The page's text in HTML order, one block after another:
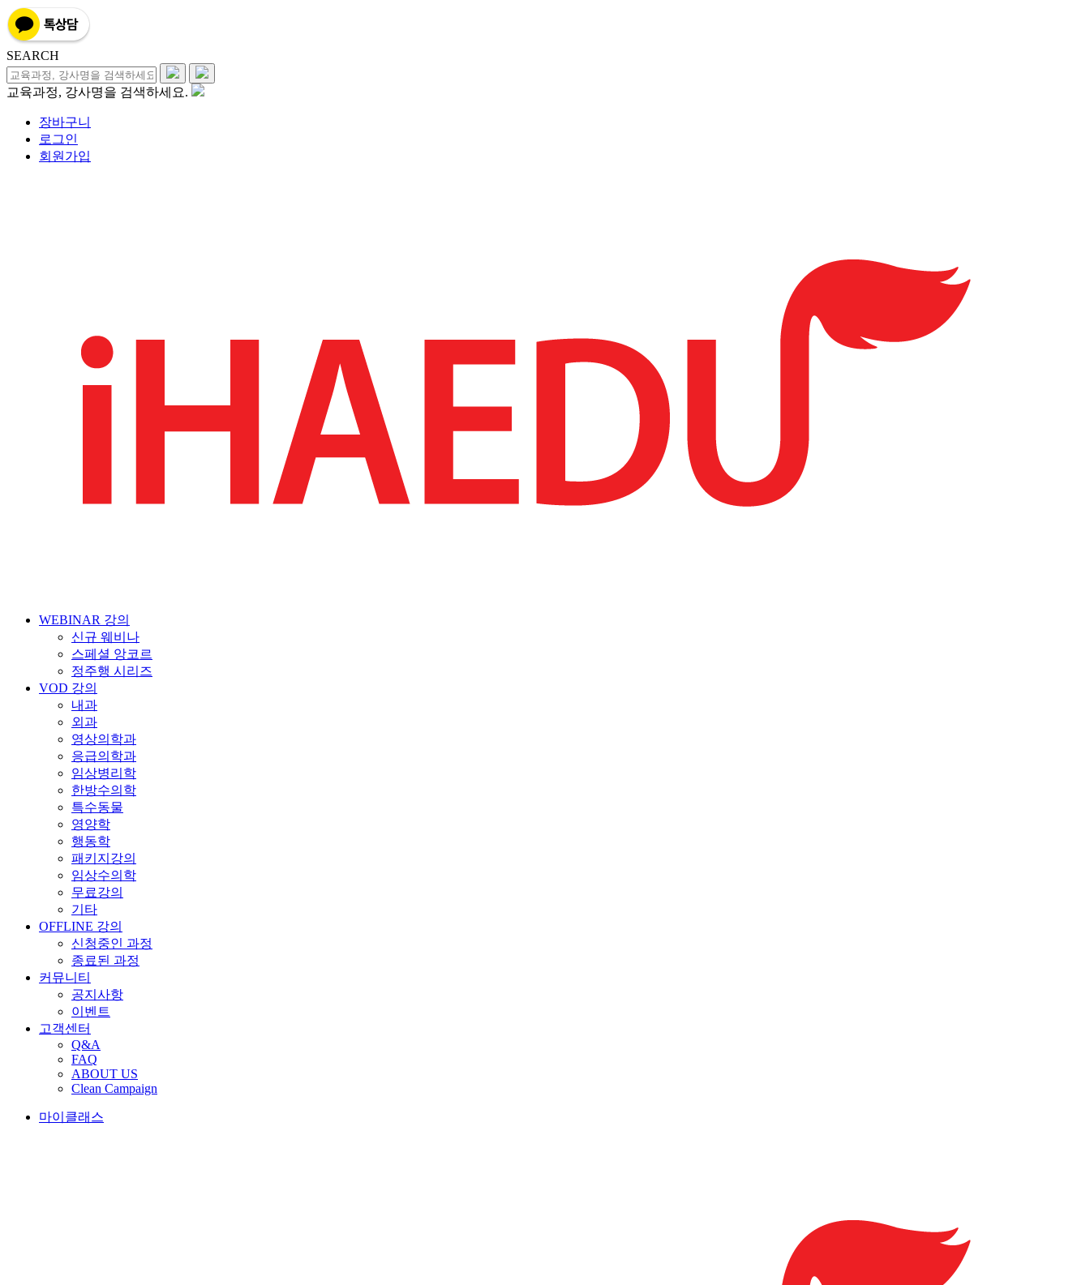
SEARCH
교육과정, 강사명을 검색하세요.
장바구니
로그인
회원가입
WEBINAR 강의
신규 웨비나
스페셜 앙코르
정주행 시리즈
VOD 강의
내과
외과
영상의학과
응급의학과
임상병리학
한방수의학
특수동물
영양학
행동학
패키지강의
임상수의학
무료강의
기타
OFFLINE 강의
신청중인 과정
종료된 과정
커뮤니티
공지사항
이벤트
고객센터
Q&A
FAQ
ABOUT US
Clean Campaign
마이클래스